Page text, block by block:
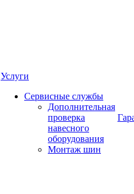
Услуги
Сервисные службы
Дополнительная
проверка
навесного
оборудования
Монтаж шин